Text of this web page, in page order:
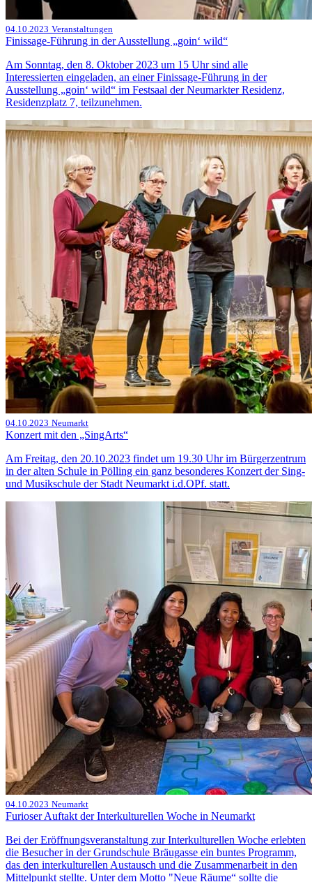
04.10.2023 Veranstaltungen
Finissage-Führung in der Ausstellung „goin‘ wild“
Am Sonntag, den 8. Oktober 2023 um 15 Uhr sind alle
Interessierten eingeladen, an einer Finissage-Führung in der
Ausstellung „goin‘ wild“ im Festsaal der Neumarkter Residenz,
Residenzplatz 7, teilzunehmen.
04.10.2023 Neumarkt
Konzert mit den „SingArts“
Am Freitag, den 20.10.2023 findet um 19.30 Uhr im Bürgerzentrum
in der alten Schule in Pölling ein ganz besonderes Konzert der Sing-
und Musikschule der Stadt Neumarkt i.d.OPf. statt.
04.10.2023 Neumarkt
Furioser Auftakt der Interkulturellen Woche in Neumarkt
Bei der Eröffnungsveranstaltung zur Interkulturellen Woche erlebten
die Besucher in der Grundschule Bräugasse ein buntes Programm,
das den interkulturellen Austausch und die Zusammenarbeit in den
Mittelpunkt stellte. Unter dem Motto "Neue Räume“ sollte die